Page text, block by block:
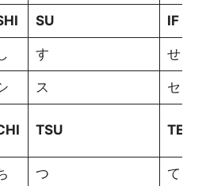
SU IF
す せ
ス セ
TSU TE
つ て